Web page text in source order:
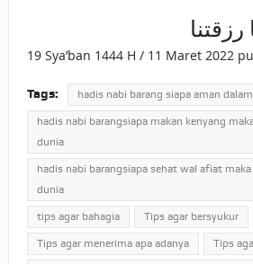
رزقتنا
19 Sya’ban 1444 H / 11 Maret 2022
Tags: hadis nabi barang siapa aman
hadis nabi barangsiapa makan kenyang
dunia
hadis nabi barangsiapa sehat wal afiat
dunia
tips agar bahagia Tips agar bersyukur
Tips agar menerima apa adanya Tips